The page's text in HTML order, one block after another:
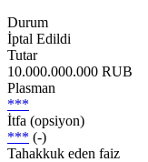
Durum
İptal Edildi
Tutar
10.000.000.000 RUB
Plasman
***
İtfa (opsiyon)
*** (-)
Tahakkuk eden faiz